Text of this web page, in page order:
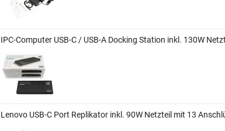
IPC-Computer USB-C / USB-A Docking Station inkl. 130W
Lenovo USB-C Port Replikator inkl. 90W Netzteil mit 13